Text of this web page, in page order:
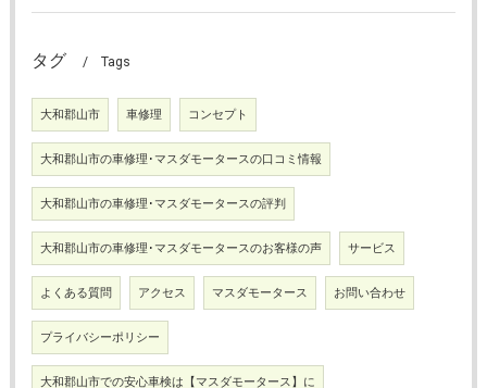
タグ Tags
大和郡山市 車修理 コンセプト
大和郡山市の車修理･マスダモータースの口コミ情報
大和郡山市の車修理･マスダモータースの評判
大和郡山市の車修理･マスダモータースのお客様の声 サービス
よくある質問 アクセス マスダモータース お問い合わせ
プライバシーポリシー
大和郡山市での安心車検は【マスダモータース】に